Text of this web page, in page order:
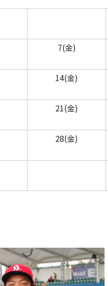
7(金)
14(金)
21(金)
28(金)